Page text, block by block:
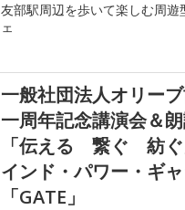
友部駅周辺を歩いて楽しむ周遊
ェ
一般社団法人オリー
一周年記念講演会＆
「伝える 繋ぐ 紡ぐ
インド・パワー・ギ
「GATE」